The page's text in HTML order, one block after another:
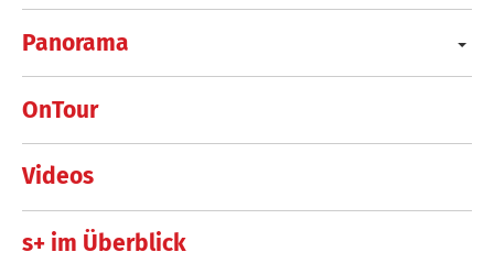
Panorama
OnTour
Videos
s+ im Überblick